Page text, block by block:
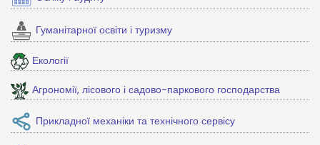
Гуманітарної освіти і туризму
Екології
Агрономії, лісового і садово-паркового господарства
Прикладної механіки та технічного сервісу